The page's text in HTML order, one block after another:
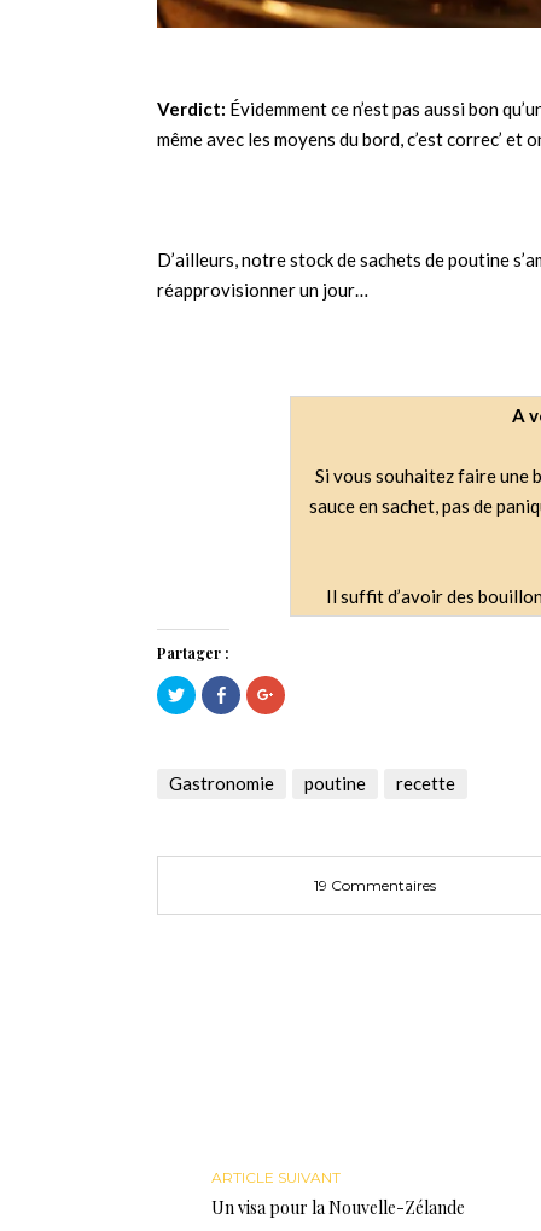
Verdict: Évidemment ce n’est pas aussi bon
même avec les moyens du bord, c’est correc’ et
D’ailleurs, notre stock de sachets de poutine
réapprovisionner un jour…
A
Si vous souhaitez faire une
sauce en sachet, pas de
Il suffit d’avoir des
Partager :
Cliquez
pour
partager
une
nouvelle
Cliquez
pour
partager
une
nouvelle
Cliquez
pour
dans
Gastronomie poutine recette
19 Commentaires
ARTICLE SUIVANT
Un visa pour la Nouvelle-Zélande